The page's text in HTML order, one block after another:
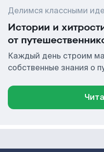
Делимся классными
Истории и
от
Каждый день строим
собственные знания о